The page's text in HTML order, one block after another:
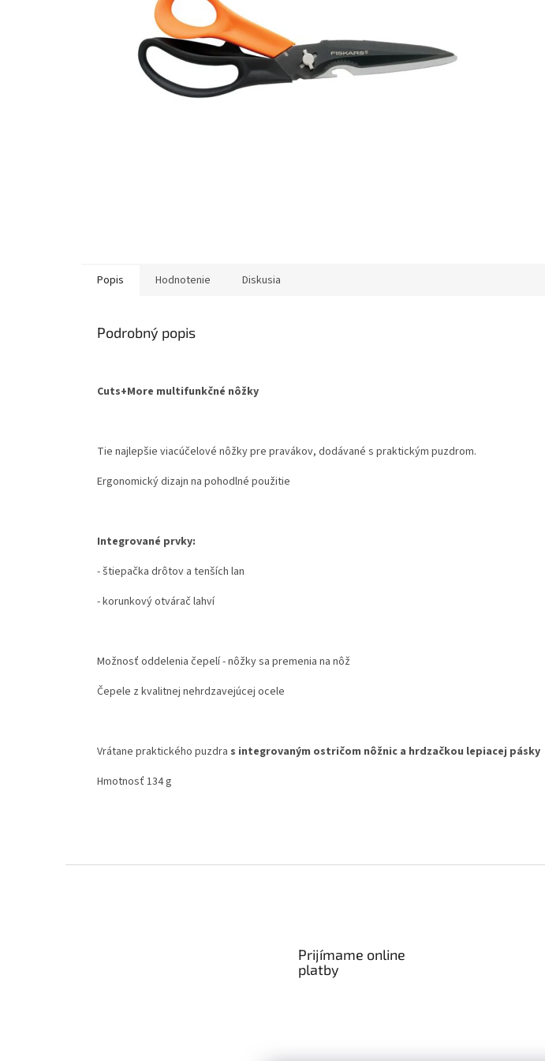
Popis Hodnotenie Diskusia
Podrobný popis
Cuts+More multifunkčné nôžky
Tie najlepšie viacúčelové nôžky pre pravákov, dodávané s praktickým puzdrom.
Ergonomický dizajn na pohodlné použitie
Integrované prvky:
- štiepačka drôtov a tenších lan
- korunkový otvárač lahví
Možnosť oddelenia čepelí - nôžky sa premenia na nôž
Čepele z kvalitnej nehrdzavejúcej ocele
Vrátane praktického puzdra s integrovaným ostričom nôžnic a hrdzačkou lepiacej pásky
Hmotnosť 134 g
Prijímame online
platby